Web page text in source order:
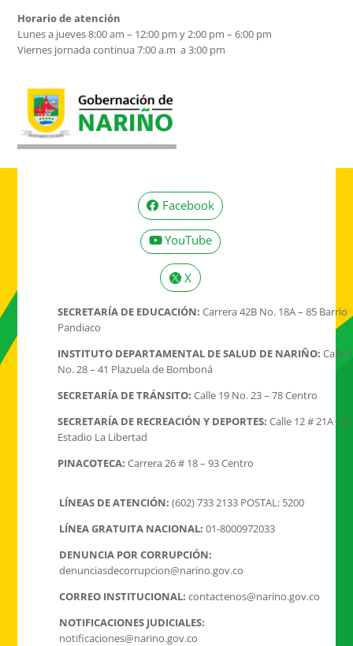
Horario de atención
Lunes a jueves 8:00 am – 12:00 pm y 2:00 pm – 6:00 pm
Viernes jornada continua 7:00 a.m a 3:00 pm
Facebook
YouTube
X
SECRETARÍA DE EDUCACIÓN: Carrera 42B No. 18A – 85 Barrio
Pandiaco
INSTITUTO DEPARTAMENTAL DE SALUD DE NARIÑO: Calle
No. 28 – 41 Plazuela de Bomboná
SECRETARÍA DE TRÁNSITO: Calle 19 No. 23 – 78 Centro
SECRETARÍA DE RECREACIÓN Y DEPORTES: Calle 12 # 21A – 8
Estadio La Libertad
PINACOTECA: Carrera 26 # 18 – 93 Centro
LÍNEAS DE ATENCIÓN: (602) 733 2133 POSTAL: 5200
LÍNEA GRATUITA NACIONAL: 01-8000972033
DENUNCIA POR CORRUPCIÓN:
denunciasdecorrupcion@narino.gov.co
CORREO INSTITUCIONAL: contactenos@narino.gov.co
NOTIFICACIONES JUDICIALES:
notificaciones@narino.gov.co